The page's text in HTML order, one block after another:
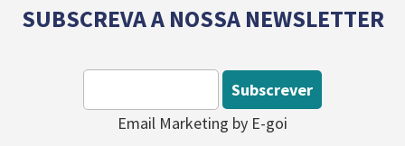
SUBSCREVA A NOSSA NEWSLETTER
Subscrever
Email Marketing by E-goi